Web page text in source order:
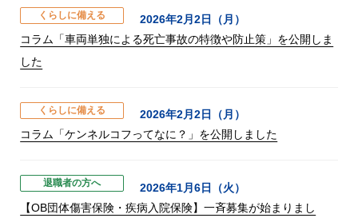
くらしに備える
2026年2月2日（月）
コラム「車両単独による死亡事故の特徴や防止策」を公開しま
した
くらしに備える
2026年2月2日（月）
コラム「ケンネルコフってなに？」を公開しました
退職者の方へ
2026年1月6日（火）
【OB団体傷害保険・疾病入院保険】一斉募集が始まりまし